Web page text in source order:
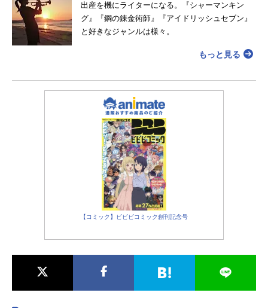
出産を機にライターになる。『シャーマンキン
グ』『鋼の錬金術師』『アイドリッシュセブン』
と好きなジャンルは様々。
もっと見る
【コミック】ビビビコミック創刊記念号